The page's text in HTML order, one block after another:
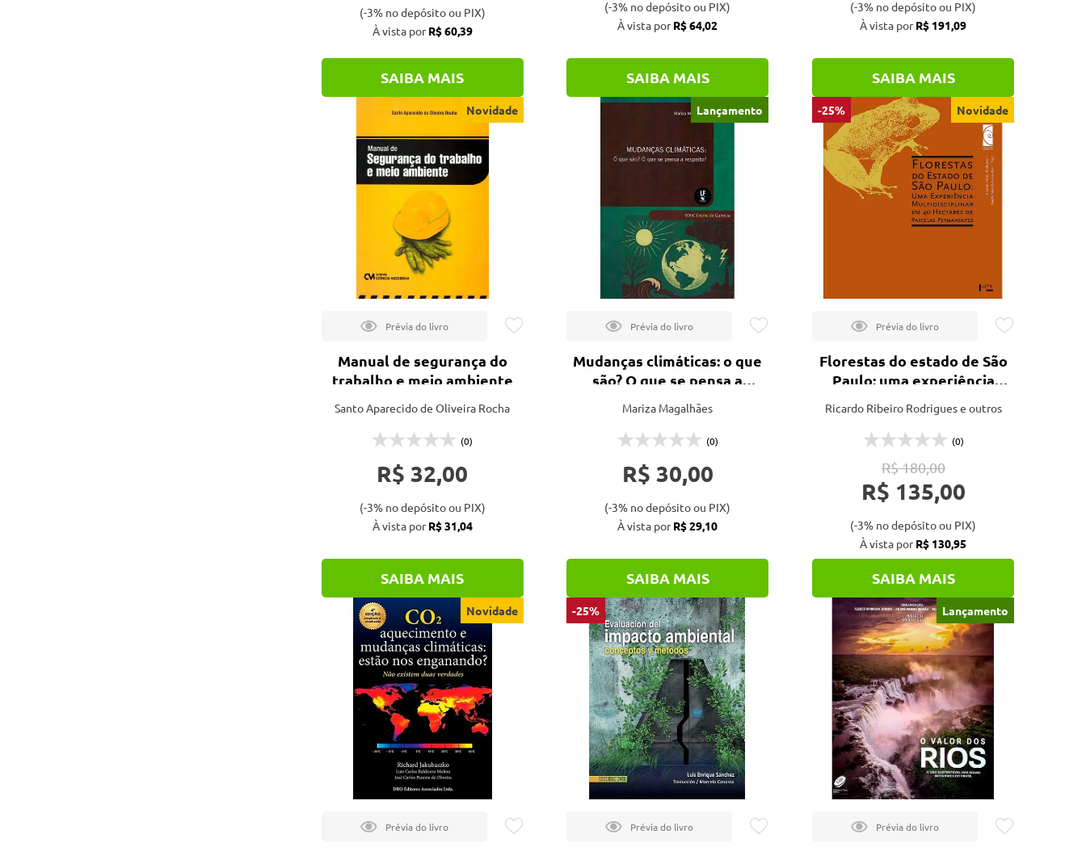
(-3% no depósito ou PIX)
À vista porR$ 60,39
SAIBA MAIS
(-3% no depósito ou PIX)
À vista porR$ 64,02
SAIBA MAIS
(-3% no depósito ou PIX)
À vista porR$ 191,09
SAIBA MAIS
Novidade
Manual de segurança do
trabalho e meio ambiente
Santo Aparecido de Oliveira Rocha
(0)
R$ 32,00
(-3% no depósito ou PIX)
À vista porR$ 31,04
SAIBA MAIS
Lançamento
Mudanças climáticas: o que
são? O que se pensa a
respeito?
Mariza Magalhães
(0)
R$ 30,00
(-3% no depósito ou PIX)
À vista porR$ 29,10
SAIBA MAIS
-25% Novidade
Florestas do estado de São
Paulo: uma experiência
multidisciplinar em 40
hectares de parcelas
permanentes
Ricardo Ribeiro Rodrigues e outros
(0)
R$ 180,00
R$ 135,00
(-3% no depósito ou PIX)
À vista porR$ 130,95
SAIBA MAIS
Novidade -25% Lançamento